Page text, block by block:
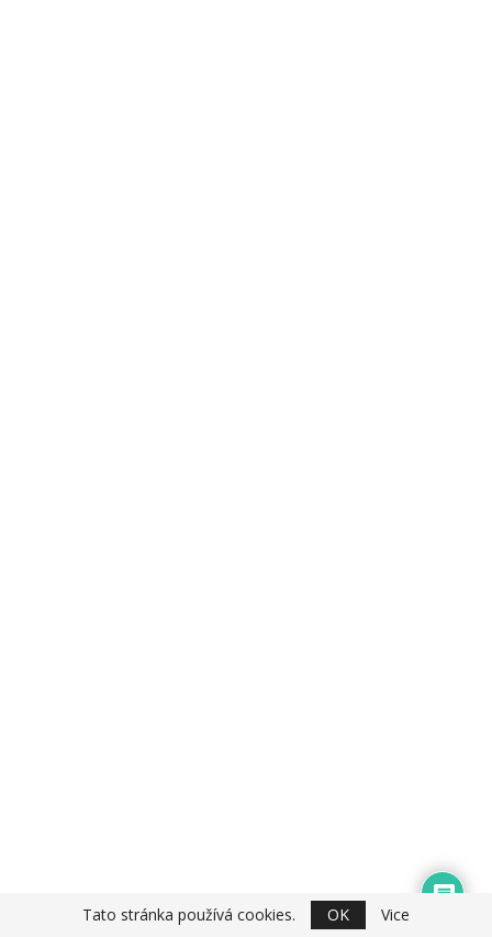
Tato stránka používá cookies. OK Vice